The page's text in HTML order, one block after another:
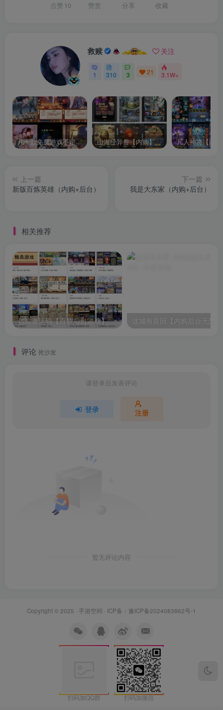
点赞 10 赞赏 分享 收藏
救赎 关注
1 310 3 21 3.1W+
几十款免费游戏不定时更新自行测试 山海经异兽【内购】 凡人神将【内
上一篇
新版百炼英雄（内购+后台）
下一篇
我是大东家（内购+后台）
相关推荐
包站激活码【百款后台游戏】
评论 抢沙发
请登录后发表评论
登录 注册
暂无评论内容
Copyright © 2025 · 手游空间 · ICP备： 豫ICP备2024083862号-1
扫码加QQ群 扫码加微信